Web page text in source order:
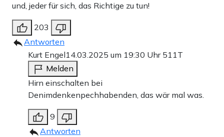
und, jeder für sich, das Richtige zu tun!
203
Antworten
Kurt Engel14.03.2025 um 19:30 Uhr 511T
Melden
Hirn einschalten bei
Denimdenkenpechhabenden, das wär mal was.
9
Antworten